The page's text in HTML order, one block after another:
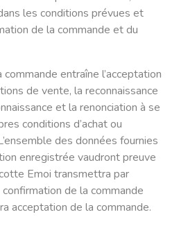
les conditions prévues et
de la commande et du
entraîne l’acceptation
de vente, la reconnaissance
et la renonciation à se
conditions d’achat ou
des données fournies
enregistrée vaudront preuve
Emoi transmettra par
de la commande
acceptation de la commande.